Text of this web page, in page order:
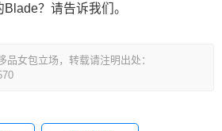
？请告诉我们。
女包立场，转载请注明出处：